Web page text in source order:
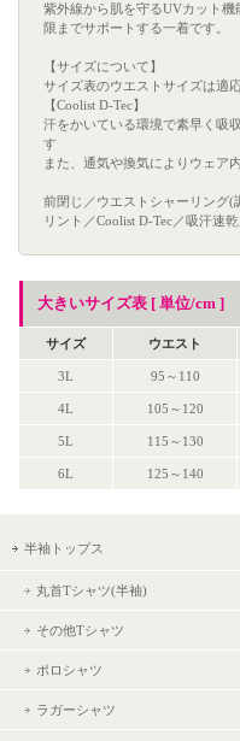
半袖トップス
丸首Tシャツ(半袖)
その他Tシャツ
ポロシャツ
ラガーシャツ
紫外線から肌を守るUVカット
限までサポートする一着です。
【サイズについて】
サイズ表のウエストサイズは適
【Coolist D-Tec】
汗をかいている環境で素早く吸
す
また、通気や換気によりウェア
前閉じ／ウエストシャーリング
リント／Coolist D-Tec／吸汗速
大きいサイズ表 [ 単位/cm ]
サイズ ウエスト
3L 95～110
4L 105～120
5L 115～130
6L 125～140